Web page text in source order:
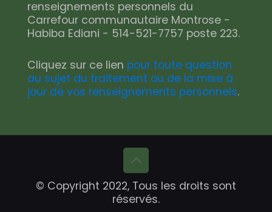
renseignements personnels du
Carrefour communautaire Montrose -
Habiba Ediani - 514-521-7757 poste 223.
Cliquez sur ce lien pour toute question
au sujet du traitement ou de la mise à
jour de vos renseignements personnels.
© Copyright 2022, Tous les droits sont
réservés.